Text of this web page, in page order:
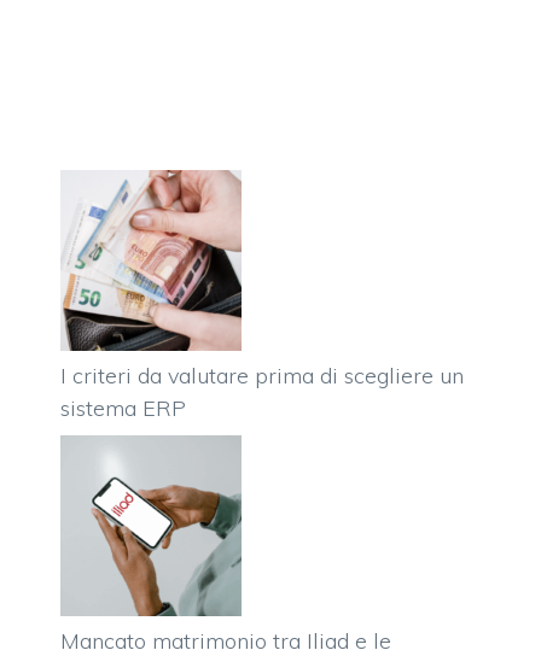
I criteri da valutare prima di scegliere un
sistema ERP
Mancato matrimonio tra Iliad e le